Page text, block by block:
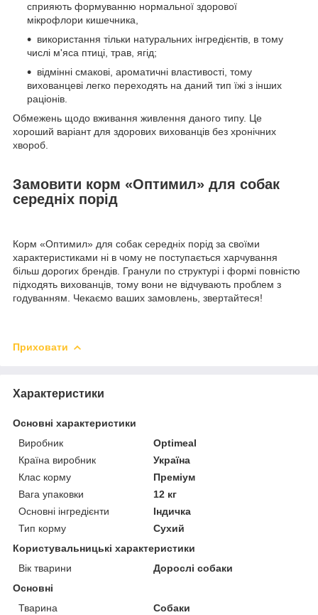
сприяють формуванню нормальної здорової
мікрофлори кишечника,
використання тільки натуральних інгредієнтів, в тому
числі м'яса птиці, трав, ягід;
відмінні смакові, ароматичні властивості, тому
вихованцеві легко переходять на даний тип їжі з інших
раціонів.
Обмежень щодо вживання живлення даного типу. Це
хороший варіант для здорових вихованців без хронічних
хвороб.
Замовити корм «Оптимил» для собак
середніх порід
Корм «Оптимил» для собак середніх порід за своїми
характеристиками ні в чому не поступається харчування
більш дорогих брендів. Гранули по структурі і формі повністю
підходять вихованців, тому вони не відчувають проблем з
годуванням. Чекаємо ваших замовлень, звертайтеся!
Приховати
Характеристики
Основні характеристики
Виробник
Optimeal
Країна виробник
Україна
Клас корму
Преміум
Вага упаковки
12 кг
Основні інгредієнти
Індичка
Тип корму
Сухий
Користувальницькі характеристики
Вік тварини
Дорослі собаки
Основні
Тварина
Собаки